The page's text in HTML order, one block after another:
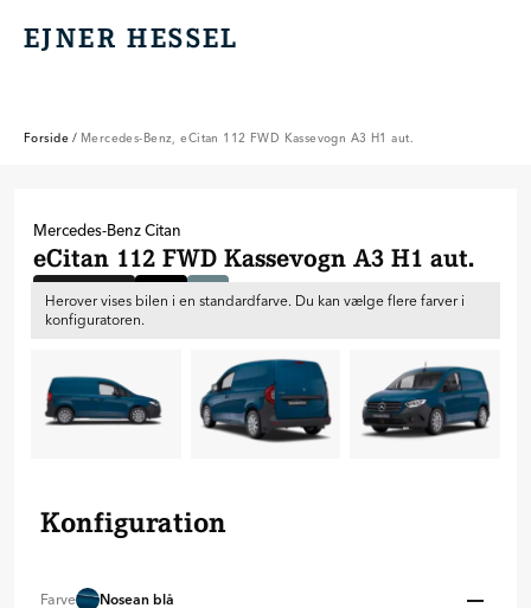
EJNER HESSEL
EJNER HESSEL
Forside / Mercedes-Benz, eCitan 112 FWD Kassevogn A3 H1 aut.
Mercedes-BenzCitan
eCitan 112 FWD Kassevogn A3 H1 aut.
Herover vises bilen i en standardfarve. Du kan vælge flere farver i
konfiguratoren.
Konfiguration
Farve Nosean blå